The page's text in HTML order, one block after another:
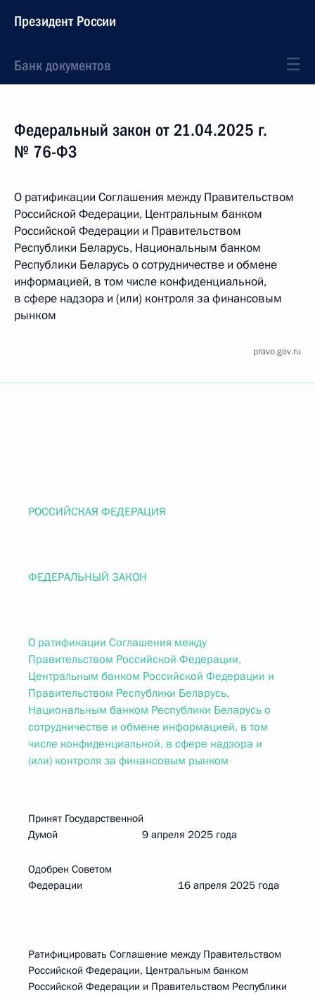
Президент России
Банк документов
Федеральный закон от 21.04.2025 г.
№ 76-ФЗ
О ратификации Соглашения между Правительством
Российской Федерации, Центральным банком
Российской Федерации и Правительством
Республики Беларусь, Национальным банком
Республики Беларусь о сотрудничестве и обмене
информацией, в том числе конфиденциальной,
в сфере надзора и (или) контроля за финансовым
рынком
pravo.gov.ru
РОССИЙСКАЯ ФЕДЕРАЦИЯ
ФЕДЕРАЛЬНЫЙ ЗАКОН
О ратификации Соглашения между
Правительством Российской Федерации,
Центральным банком Российской Федерации и
Правительством Республики Беларусь,
Национальным банком Республики Беларусь о
сотрудничестве и обмене информацией, в том
числе конфиденциальной, в сфере надзора и
(или) контроля за финансовым рынком
Принят Государственной
Думой 9 апреля 2025 года
Одобрен Советом
Федерации 16 апреля 2025 года
Ратифицировать Соглашение между Правительством
Российской Федерации, Центральным банком
Российской Федерации и Правительством Республики